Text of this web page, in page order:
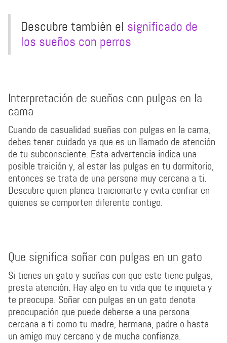
Descubre también el significado de
los sueños con perros
Interpretación de sueños con pulgas en la
cama
Cuando de casualidad sueñas con pulgas en la cama,
debes tener cuidado ya que es un llamado de atención
de tu subconsciente. Esta advertencia indica una
posible traición y, al estar las pulgas en tu dormitorio,
entonces se trata de una persona muy cercana a ti.
Descubre quien planea traicionarte y evita confiar en
quienes se comporten diferente contigo.
Que significa soñar con pulgas en un gato
Si tienes un gato y sueñas con que este tiene pulgas,
presta atención. Hay algo en tu vida que te inquieta y
te preocupa. Soñar con pulgas en un gato denota
preocupación que puede deberse a una persona
cercana a ti como tu madre, hermana, padre o hasta
un amigo muy cercano y de mucha confianza.